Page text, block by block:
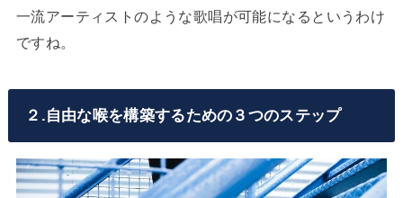
一流アーティストのような歌唱が可能になるというわけ
ですね。
２.自由な喉を構築するための３つのステップ